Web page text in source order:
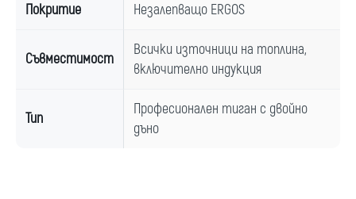
Покритие Незалепващо ERGOS
Съвместимост
Всички източници на топлина,
включително индукция
Тип
Професионален тиган с двойно
дъно